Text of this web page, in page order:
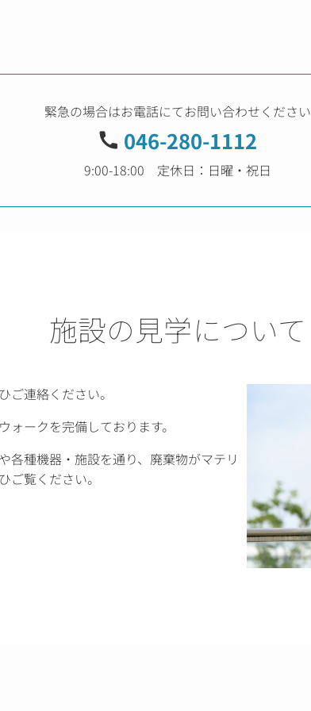
緊急の場合はお電話にてお問い合わせください
046-280-1112
9:00-18:00 定休日：日曜・祝日
施設の見学について
ご連絡ください。
ークを完備しております。
各種機器・施設を通り、廃棄物がマテリ
ご覧ください。